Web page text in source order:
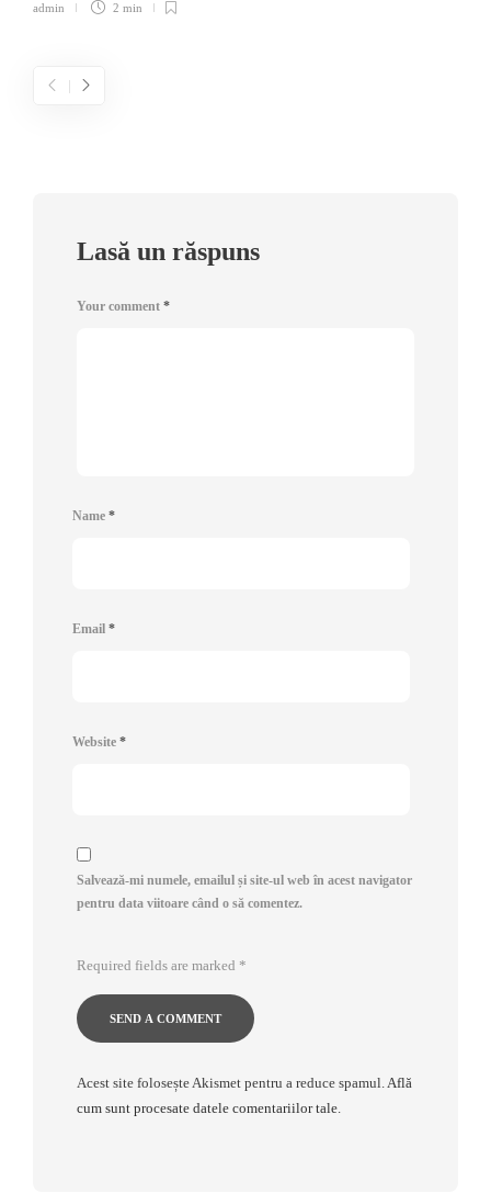
admin 2 min
Lasă un răspuns
Your comment *
Name *
Email *
Website *
Salvează-mi numele, emailul și site-ul web în acest navigator
pentru data viitoare când o să comentez.
Required fields are marked *
Acest site folosește Akismet pentru a reduce spamul.Află
cum sunt procesate datele comentariilor tale.